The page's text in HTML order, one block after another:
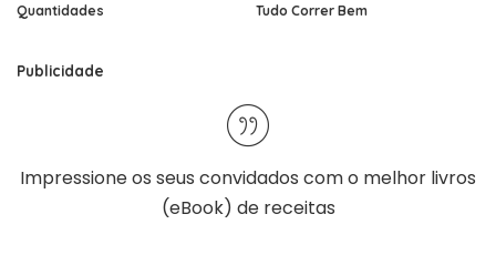
Quantidades
Tudo Correr Bem
Publicidade
Impressione os seus convidados com o melhor livros
(eBook) de receitas